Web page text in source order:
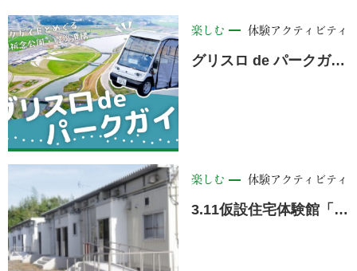
楽しむ 体験アクティビティ
グリスロ de パークガイド 運行開始！＜陸前高田市＞
楽しむ 体験アクティビティ
3.11仮設住宅体験館「宿泊体験」＜陸前高田市＞